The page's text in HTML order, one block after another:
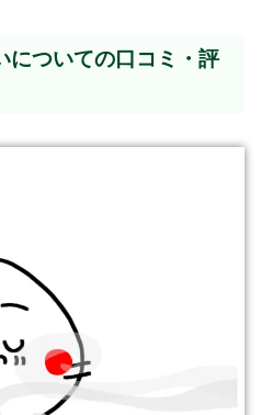
についての口コミ・評